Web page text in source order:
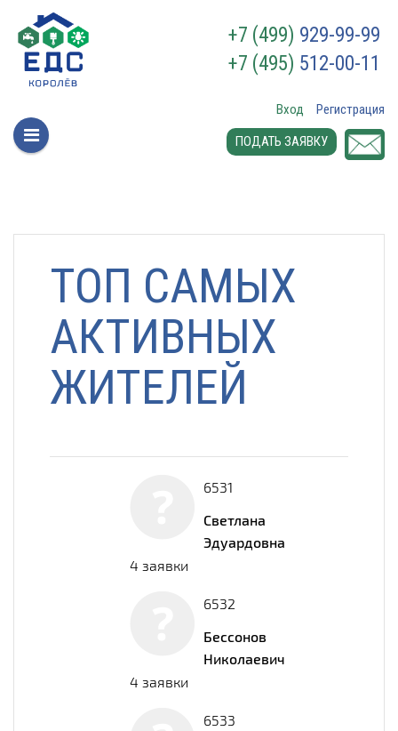
+7 (499) 929-99-99
+7 (495) 512-00-11
Вход
Регистрация
ПОДАТЬ ЗАЯВКУ
ТОП САМЫХ
АКТИВНЫХ
ЖИТЕЛЕЙ
6531
Светлана
Эдуардовна
4 заявки
6532
Бессонов
Николаевич
4 заявки
6533